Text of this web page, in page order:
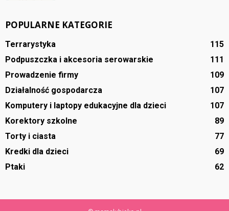
POPULARNE KATEGORIE
Terrarystyka
115
Podpuszczka i akcesoria serowarskie
111
Prowadzenie firmy
109
Działalność gospodarcza
107
Komputery i laptopy edukacyjne dla dzieci
107
Korektory szkolne
89
Torty i ciasta
77
Kredki dla dzieci
69
Ptaki
62